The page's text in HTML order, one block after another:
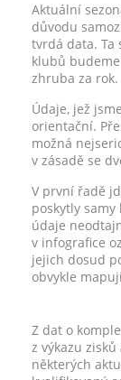
Aktuální
důvodu
tvrdá data. Ta
klubů
zhruba za rok.
Údaje, jež
orientační.
možná
v zásadě se
V první řadě
poskytly samy
údaje
v infografice
jejich dosud
obvykle
Z dat o
z výkazu
některých